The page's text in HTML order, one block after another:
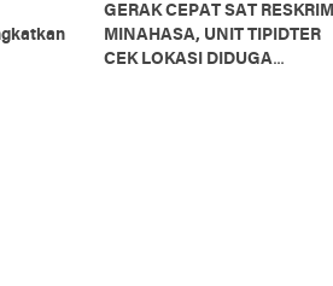
GERAK CEPAT SAT RESKRIM
MINAHASA, UNIT TIPIDTER
CEK LOKASI DIDUGA